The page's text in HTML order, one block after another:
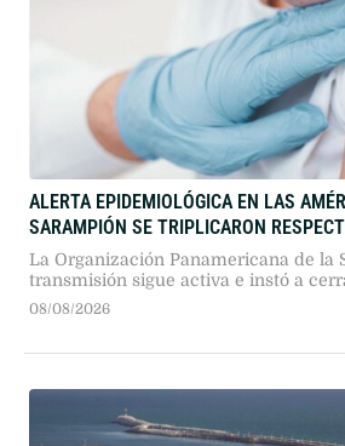
ALERTA EPIDEMIOLÓGICA EN LAS
SARAMPIÓN SE TRIPLICARON
La Organización Panamericana de la
transmisión sigue activa e instó a
inmunidad para evitar complicaciones
08/08/2026